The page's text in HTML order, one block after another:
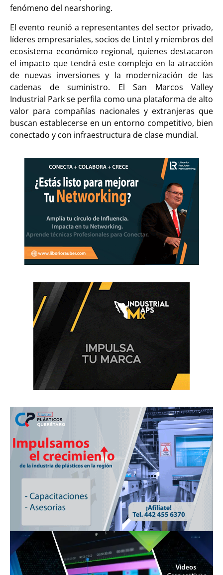
fenómeno del nearshoring.
El evento reunió a representantes del sector privado,
líderes empresariales, socios de Lintel y miembros del
ecosistema económico regional, quienes destacaron
el impacto que tendrá este complejo en la atracción
de nuevas inversiones y la modernización de las
cadenas de suministro. El San Marcos Valley
Industrial Park se perfila como una plataforma de alto
valor para compañías nacionales y extranjeras que
buscan establecerse en un entorno competitivo, bien
conectado y con infraestructura de clase mundial.